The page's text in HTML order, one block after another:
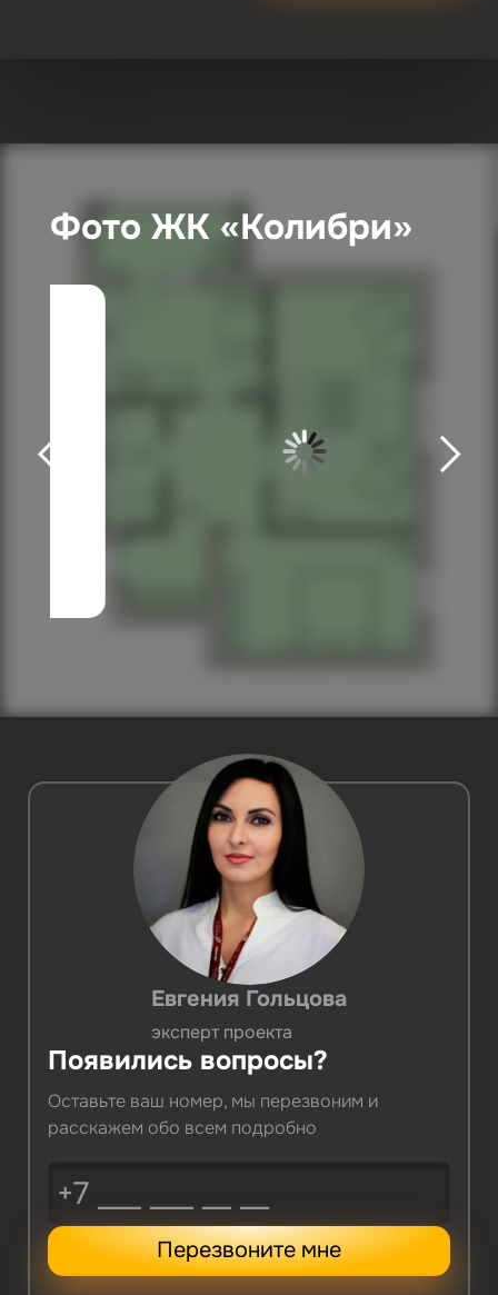
Фото ЖК «Колибри»
Евгения Гольцова
эксперт проекта
Появились вопросы?
Оставьте ваш номер, мы перезвоним и
расскажем обо всем подробно
Перезвоните мне